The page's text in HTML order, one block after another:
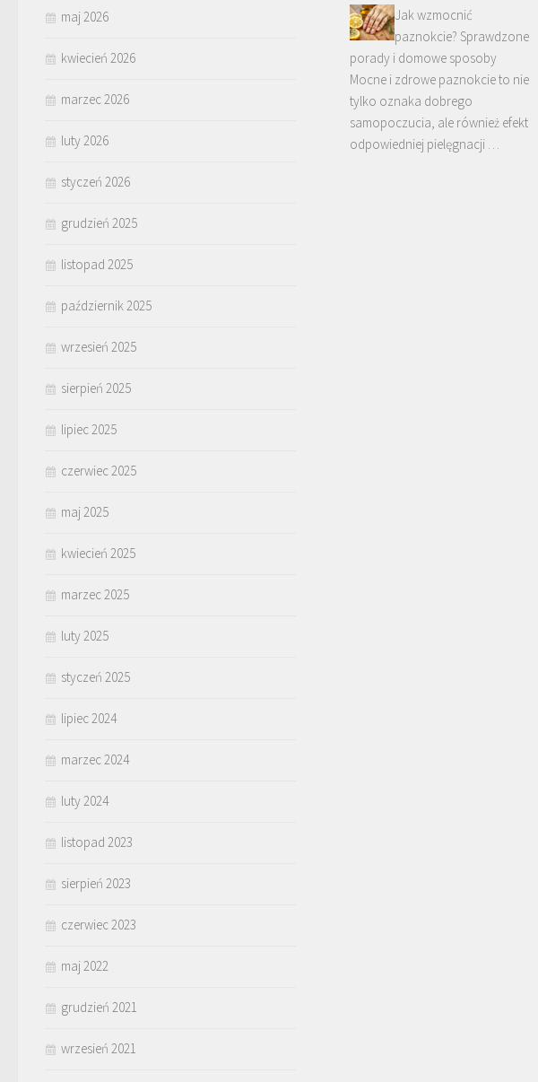
maj 2026
kwiecień 2026
marzec 2026
luty 2026
styczeń 2026
grudzień 2025
listopad 2025
październik 2025
wrzesień 2025
sierpień 2025
lipiec 2025
czerwiec 2025
maj 2025
kwiecień 2025
marzec 2025
luty 2025
styczeń 2025
lipiec 2024
marzec 2024
luty 2024
listopad 2023
sierpień 2023
czerwiec 2023
maj 2022
grudzień 2021
wrzesień 2021
Jak wzmocnić
paznokcie? Sprawdzone
porady i domowe sposoby
Mocne i zdrowe paznokcie to nie
tylko oznaka dobrego
samopoczucia, ale również efekt
odpowiedniej pielęgnacji …